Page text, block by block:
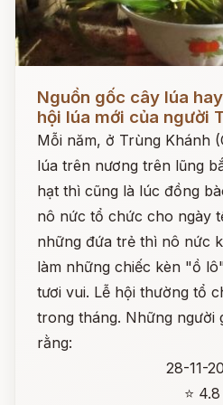
Đọc ngay
Nguồn gốc cây lúa
hội lúa mới của người
Mỗi năm, ở Trùng Khánh
lúa trên nương trên lũng
hạt thì cũng là lúc đồng
nô nức tổ chức cho ngày
những đứa trẻ thì nô nức
làm những chiếc kèn "ồ
tươi vui. Lễ hội thường tổ
trong tháng. Những người
rằng:
28-11-
⭐ 4.8